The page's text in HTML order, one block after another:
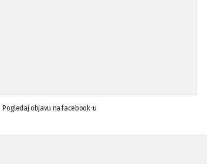
Pogledaj objavu na facebook-u